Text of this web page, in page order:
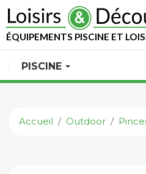
ÉQUIPEMENTS PISCINE ET
PISCINE
Accueil Outdoor